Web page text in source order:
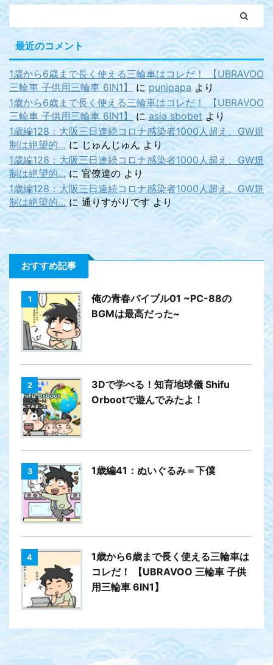
最近のコメント
1歳から6歳まで長く使える三輪車はコレだ！ 【UBRAVOO
三輪車 子供用三輪車 6IN1】 に punipapa より
1歳から6歳まで長く使える三輪車はコレだ！ 【UBRAVOO
三輪車 子供用三輪車 6IN1】 にasia sbobet より
1歳編128：大阪三日連続コロナ感染者1000人超え、GW規
制は絶望的…に じゅんじゅん より
1歳編128：大阪三日連続コロナ感染者1000人超え、GW規
制は絶望的… に官僚達の より
1歳編128：大阪三日連続コロナ感染者1000人超え、GW規
制は絶望的…に通りすがりですより
おすすめ記事
1
俺の青春バイブル01 ~PC-88の
BGMは最高だった~
2
3Dで学べる！知育地球儀 Shifu
Orbootで遊んでみたよ！
3 1歳編41：ぬいぐるみ＝下僕
4
1歳から6歳まで長く使える三輪車は
コレだ！ 【UBRAVOO 三輪車 子供
用三輪車 6IN1】